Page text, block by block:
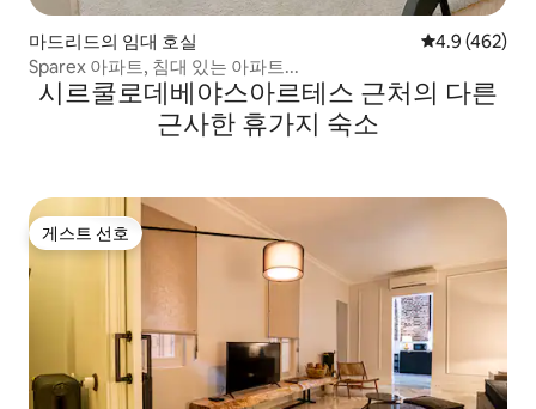
마드리드의 임대 호실 평점 4.9점(5
4.9 (462)
Sparex 아파트, 침대 있는 아파트...
시르쿨로데베야스아르테스 근처의 다른
근사한 휴가지 숙소
게스트 선호
게스트 선호